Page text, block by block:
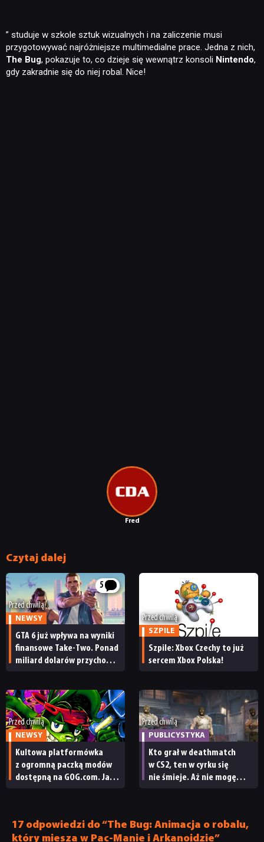
RECENZJE
Fred
” studuje w szkole sztuk wizualnych i na zaliczenie musi
przygotowywać najróżniejsze multimedialne prace. Jedna z nich,
The Bug, pokazuje to, co dzieje się wewnątrz konsoli Nintendo,
gdy zakradnie się do niej robal. Nice!
Czytaj dalej
5
Przed chwilą
NEWSY
GTA 6 już wpływa na wyniki
finansowe Take-Two. Ponad
miliard dolarów przychodu
Przed chwilą
SZPILE
Szpile: Xbox Czechy to już
sercem Xbox Polska!
Przed chwilą
NEWSY
Kultowa platformówka
z ogromną paczką modów
dostępną na GOG.com. Jazz
Przed chwilą
PUBLICYSTYKA
Kto grał w deathmatch
w CS2, ten w cyrku się
nie śmieje. Aż nie mogę
17 odpowiedzi do “The Bug: Animacja o robalu,
który miesza w Pac-Manie i Arkanoidzie”